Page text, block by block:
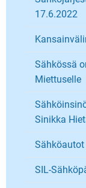
17.6.2022
Sähkössä
Miettuselle
Sinikka
SIL-